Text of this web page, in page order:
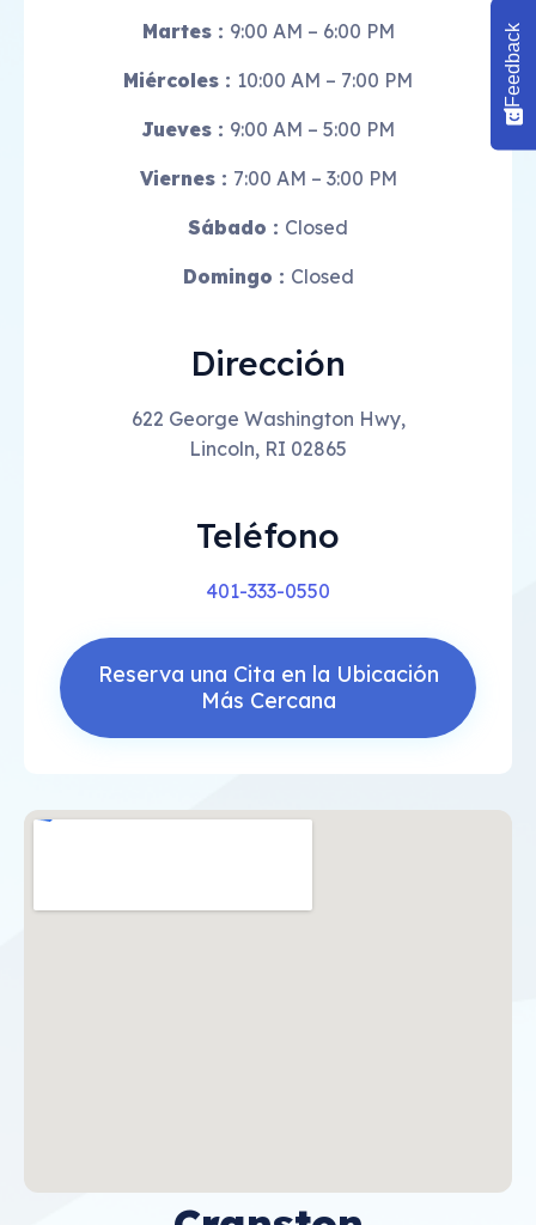
Martes : 9:00 AM – 6:00 PM
Miércoles : 10:00 AM – 7:00 PM
Jueves : 9:00 AM – 5:00 PM
Viernes : 7:00 AM – 3:00 PM
Sábado : Closed
Domingo : Closed
Dirección
622 George Washington Hwy,
Lincoln, RI 02865
Teléfono
401-333-0550
Reserva una Cita en la Ubicación
Más Cercana
Feedback